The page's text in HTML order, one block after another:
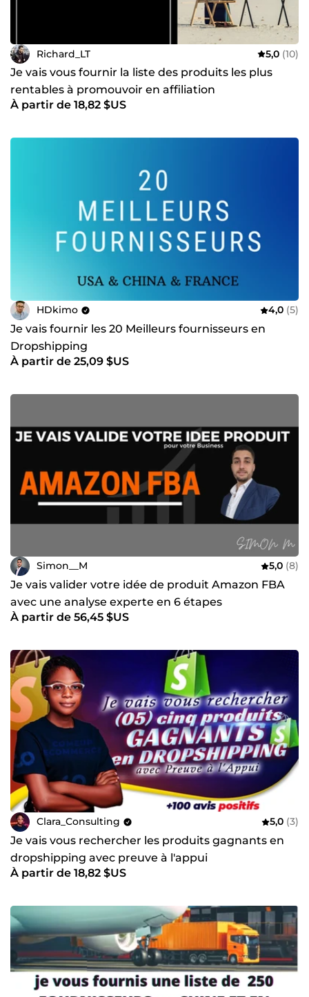
Richard_LT 5,0 (10)
Je vais vous fournir la liste des produits les plus
rentables à promouvoir en affiliation
À partir de 18,82 $US
HDkimo 4,0 (5)
Je vais fournir les 20 Meilleurs fournisseurs en
Dropshipping
À partir de 25,09 $US
Simon__M 5,0 (8)
Je vais valider votre idée de produit Amazon FBA
avec une analyse experte en 6 étapes
À partir de 56,45 $US
Clara_Consulting 5,0 (3)
Je vais vous rechercher les produits gagnants en
dropshipping avec preuve à l'appui
À partir de 18,82 $US